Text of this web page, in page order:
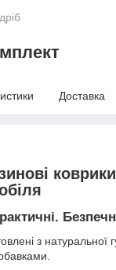
Доставка
з натуральної